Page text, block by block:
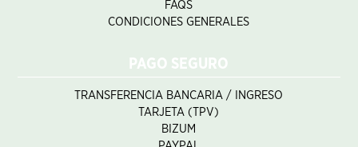
FAQS
CONDICIONES GENERALES
PAGO SEGURO
TRANSFERENCIA BANCARIA / INGRESO
TARJETA (TPV)
BIZUM